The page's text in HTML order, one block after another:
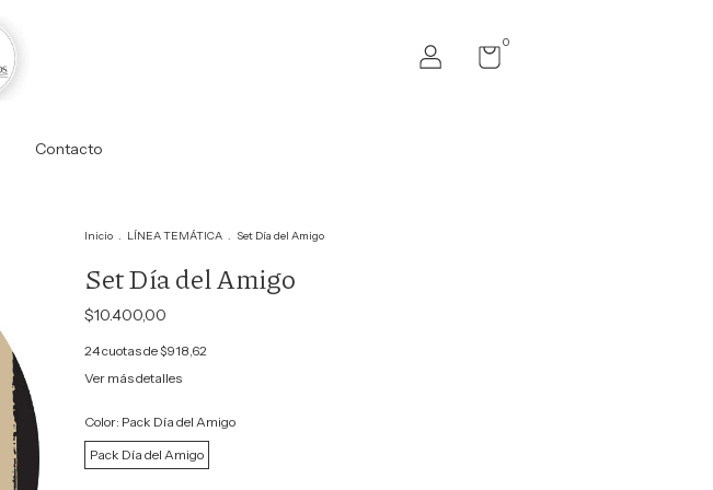
0
Contacto
Inicio . LÍNEA TEMÁTICA . Set Día del Amigo
Set Día del Amigo
$10.400,00
24cuotas de$918,62
Ver más detalles
Color: Pack Día del Amigo
Pack Día del Amigo